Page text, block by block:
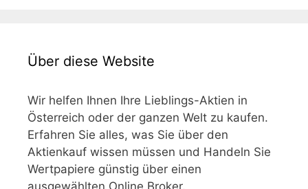
Über diese Website
Wir helfen Ihnen Ihre Lieblings-Aktien in
Österreich oder der ganzen Welt zu kaufen.
Erfahren Sie alles, was Sie über den
Aktienkauf wissen müssen und Handeln Sie
Wertpapiere günstig über einen